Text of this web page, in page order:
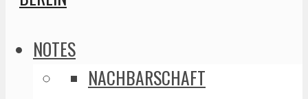
NOTES
NACHBARSCHAFT